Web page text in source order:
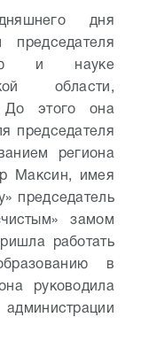
дня
и науке
области,
До этого она
председателя
региона
Максин, имея
председатель
замом
работать
в
руководила